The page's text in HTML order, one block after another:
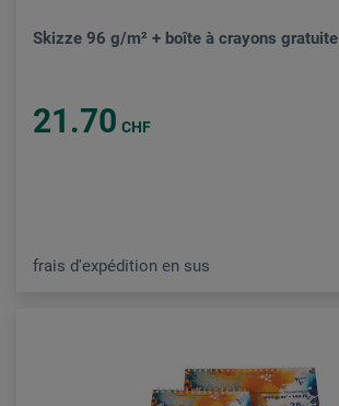
Skizze 96 g/m² + boîte à crayons gratuite
21.70 CHF
frais d'expédition en sus